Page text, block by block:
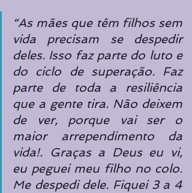
“As mães que têm filhos sem
vida precisam se despedir
deles. Isso faz parte do luto e
do ciclo de superação. Faz
parte de toda a resiliência
que a gente tira. Não deixem
de ver, porque vai ser o
maior arrependimento da
vida!. Graças a Deus eu vi,
eu peguei meu filho no colo.
Me despedi dele. Fiquei 3 a 4